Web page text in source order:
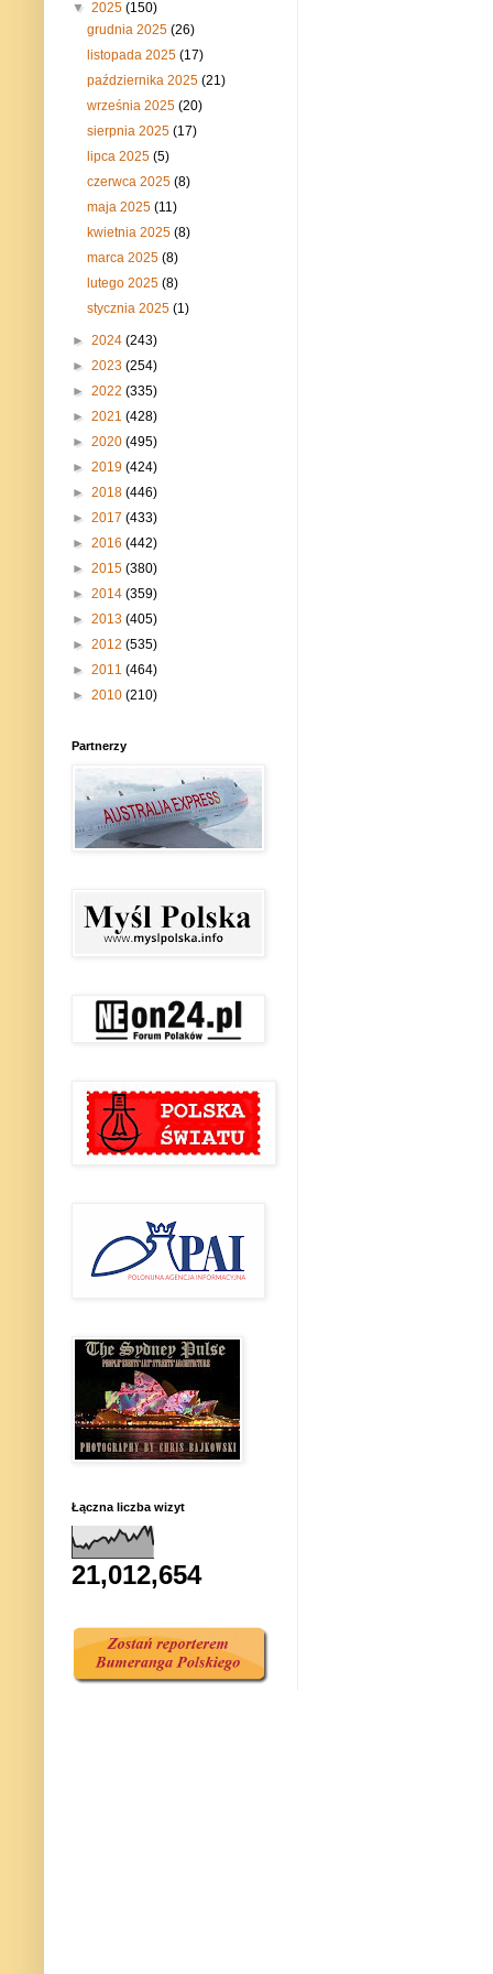
▼ 2025 (150)
grudnia 2025(26)
listopada 2025(17)
października 2025(21)
września 2025(20)
sierpnia 2025(17)
lipca 2025(5)
czerwca 2025(8)
maja 2025(11)
kwietnia 2025(8)
marca 2025(8)
lutego 2025(8)
stycznia 2025(1)
► 2024 (243)
► 2023 (254)
► 2022 (335)
► 2021 (428)
► 2020 (495)
► 2019 (424)
► 2018 (446)
► 2017 (433)
► 2016 (442)
► 2015 (380)
► 2014 (359)
► 2013 (405)
► 2012 (535)
► 2011 (464)
► 2010 (210)
Partnerzy
Łączna liczba wizyt
21,012,654